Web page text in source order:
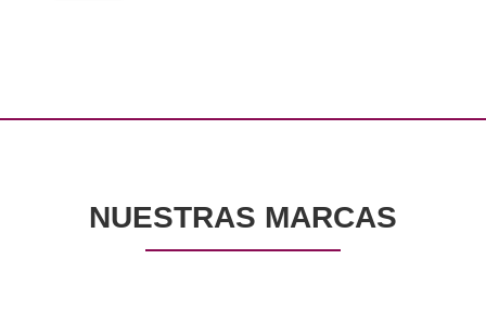
NUESTRAS MARCAS